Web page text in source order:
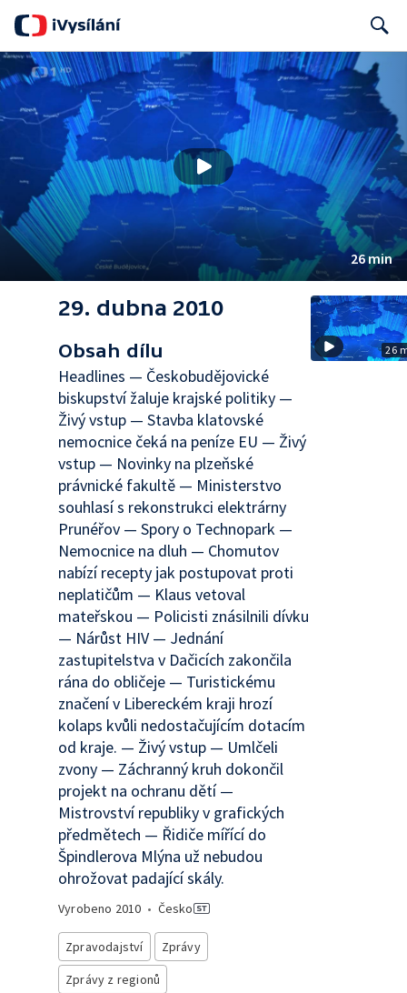
Search
26 min
29. dubna 2010
Obsah dílu
Headlines — Českobudějovické
biskupství žaluje krajské politiky —
Živý vstup — Stavba klatovské
nemocnice čeká na peníze EU — Živý
vstup — Novinky na plzeňské
právnické fakultě — Ministerstvo
souhlasí s rekonstrukci elektrárny
Prunéřov — Spory o Technopark —
Nemocnice na dluh — Chomutov
nabízí recepty jak postupovat proti
neplatičům — Klaus vetoval
mateřskou — Policisti znásilnili dívku
— Nárůst HIV — Jednání
zastupitelstva v Dačicích zakončila
rána do obličeje — Turistickému
značení v Libereckém kraji hrozí
kolaps kvůli nedostačujícím dotacím
od kraje. — Živý vstup — Umlčeli
zvony — Záchranný kruh dokončil
projekt na ochranu dětí —
Mistrovství republiky v grafických
předmětech — Řidiče mířící do
Špindlerova Mlýna už nebudou
ohrožovat padající skály.
Vyrobeno 2010 • Česko
Zpravodajství
Zprávy
Zprávy z regionů
26